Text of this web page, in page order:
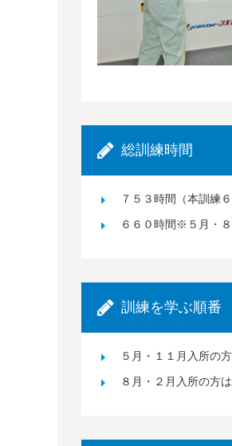
総訓練時間
７５３時間（本訓練
６６０時間※５月・
訓練を学ぶ順番
５月・１１月入所の
８月・２月入所の方